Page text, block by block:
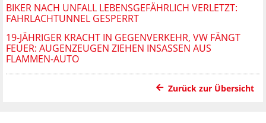
BIKER NACH UNFALL LEBENSGEFÄHRLICH VERLETZT:
FAHRLACHTUNNEL GESPERRT
19-JÄHRIGER KRACHT IN GEGENVERKEHR, VW FÄNGT
FEUER: AUGENZEUGEN ZIEHEN INSASSEN AUS
FLAMMEN-AUTO
Zurück zur Übersicht